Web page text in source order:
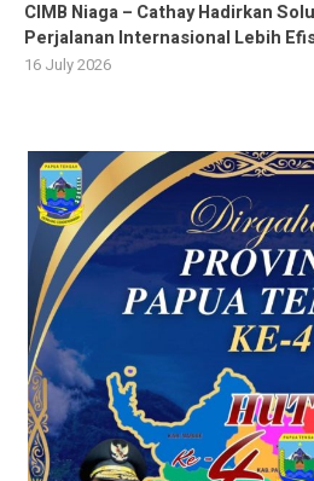
CIMB Niaga – Cathay Hadirkan
Perjalanan Internasional Lebih
16 July 2026